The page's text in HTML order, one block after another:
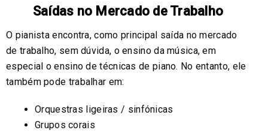
Saídas no Mercado de Trabalho
O pianista encontra, como principal saída no mercado
de trabalho, sem dúvida, o ensino da música, em
especial o ensino de técnicas de piano. No entanto, ele
também pode trabalhar em:
Orquestras ligeiras / sinfónicas
Grupos corais